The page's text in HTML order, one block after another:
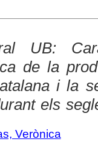
UB:
de la
i la
els
Verònica